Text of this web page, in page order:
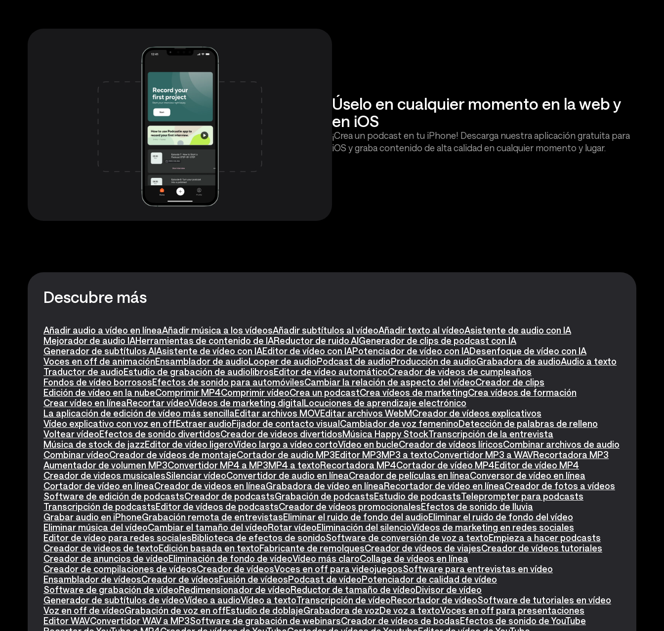
Úselo en cualquier momento en la web y
en iOS
¡Crea un podcast en tu iPhone! Descarga nuestra aplicación gratuita para
iOS y graba contenido de alta calidad en cualquier momento y lugar.
Descubre más
Añadir audio a vídeo en líneaAñadir música a los vídeosAñadir subtítulos al vídeoAñadir texto al vídeoAsistente de audio con IA
Mejorador de audio IAHerramientas de contenido de IAReductor de ruido AIGenerador de clips de podcast con IA
Generador de subtítulos AIAsistente de vídeo con IAEditor de vídeo con IAPotenciador de vídeo con IADesenfoque de vídeo con IA
Voces en off de animaciónEnsamblador de audioLooper de audioPodcast de audioProducción de audioGrabadora de audioAudio a texto
Traductor de audioEstudio de grabación de audiolibrosEditor de vídeo automáticoCreador de videos de cumpleaños
Fondos de vídeo borrososEfectos de sonido para automóvilesCambiar la relación de aspecto del vídeoCreador de clips
Edición de vídeo en la nubeComprimir MP4Comprimir vídeoCrea un podcastCrea vídeos de marketingCrea vídeos de formación
Crear vídeo en líneaRecortar vídeoVídeos de marketing digitalLocuciones de aprendizaje electrónico
La aplicación de edición de vídeo más sencillaEditar archivos MOVEditar archivos WebMCreador de vídeos explicativos
Vídeo explicativo con voz en offExtraer audioFijador de contacto visualCambiador de voz femeninoDetección de palabras de relleno
Voltear vídeoEfectos de sonido divertidosCreador de videos divertidosMúsica Happy StockTranscripción de la entrevista
Música de stock de jazzEditor de vídeo ligeroVídeo largo a vídeo cortoVídeo en bucleCreador de vídeos líricosCombinar archivos de audio
Combinar vídeoCreador de vídeos de montajeCortador de audio MP3Editor MP3MP3 a textoConvertidor MP3 a WAVRecortadora MP3
Aumentador de volumen MP3Convertidor MP4 a MP3MP4 a textoRecortadora MP4Cortador de vídeo MP4Editor de vídeo MP4
Creador de videos musicalesSilenciar vídeoConvertidor de audio en líneaCreador de películas en líneaConversor de vídeo en línea
Cortador de vídeo en líneaCreador de videos en líneaGrabadora de vídeo en líneaRecortador de vídeo en líneaCreador de fotos a vídeos
Software de edición de podcastsCreador de podcastsGrabación de podcastsEstudio de podcastsTeleprompter para podcasts
Transcripción de podcastsEditor de vídeos de podcastsCreador de vídeos promocionalesEfectos de sonido de lluvia
Grabar audio en iPhoneGrabación remota de entrevistasEliminar el ruido de fondo del audioEliminar el ruido de fondo del vídeo
Eliminar música del vídeoCambiar el tamaño del vídeoRotar vídeoEliminación del silencioVídeos de marketing en redes sociales
Editor de vídeo para redes socialesBiblioteca de efectos de sonidoSoftware de conversión de voz a textoEmpieza a hacer podcasts
Creador de videos de textoEdición basada en textoFabricante de remolquesCreador de vídeos de viajesCreador de vídeos tutoriales
Creador de anuncios de vídeoEliminación de fondo de vídeoVídeo más claroCollage de vídeos en línea
Creador de compilaciones de vídeosCreador de vídeosVoces en off para videojuegosSoftware para entrevistas en vídeo
Ensamblador de vídeosCreador de vídeosFusión de vídeosPodcast de vídeoPotenciador de calidad de vídeo
Software de grabación de vídeoRedimensionador de vídeoReductor de tamaño de vídeoDivisor de vídeo
Generador de subtítulos de vídeoVídeo a audioVídeo a textoTranscripción de vídeoRecortador de vídeoSoftware de tutoriales en vídeo
Voz en off de vídeoGrabación de voz en offEstudio de doblajeGrabadora de vozDe voz a textoVoces en off para presentaciones
Editor WAVConvertidor WAV a MP3Software de grabación de webinarsCreador de vídeos de bodasEfectos de sonido de YouTube